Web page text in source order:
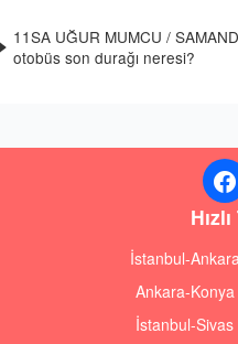
11SA UĞUR MUMCU /
otobüs son durağı neresi?
İstanbul-
Ankara-Konya
İstanbul-Sivas